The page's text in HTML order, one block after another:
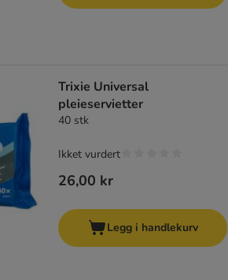
Trixie Universal
pleieservietter
40 stk
26,00 kr
Ikket vurdert
Legg i handlekurv